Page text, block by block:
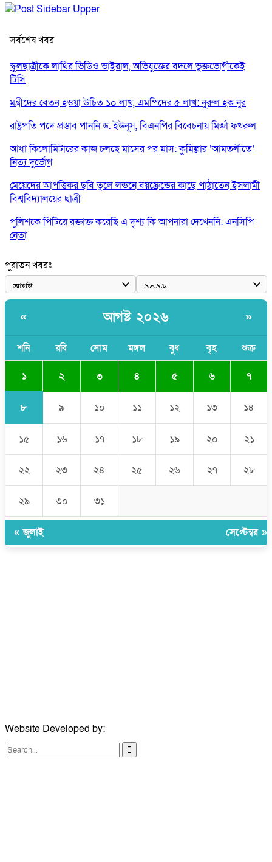
সর্বশেষ খবর
স্কুলছাত্রীকে লাথির ভিডিও ভাইরাল, অভিযুক্তের বদলে ভুক্তভোগীকেই
টিসি
মন্ত্রীদের বেতন হওয়া উচিত ১০ লাখ, এমপিদের ৫ লাখ: নুরুল হক নুর
রাষ্ট্রপতি পদে প্রস্তাব পাননি ড. ইউনূস, বিএনপির বিবেচনায় মির্জা ফখরুল
আধা কিলোমিটারের কাজ চলছে মাসের পর মাস: কুমিল্লার ‘আমতলীতে’
নিত্য দুর্ভোগ
মেয়েদের আপত্তিকর ছবি তুলে লন্ডনে বয়ফ্রেন্ডের কাছে পাঠাতেন ইসলামী
বিশ্ববিদ্যালয়ের ছাত্রী
পুলিশকে পিটিয়ে রক্তাক্ত করেছি এ দৃশ্য কি আপনারা দেখেননি: এনসিপি
নেতা
পাঁচ দেশি মাছে মিলল মাইক্রোপ্লাস্টিক, সবচেয়ে বেশি কই মাছে
বাংলাদেশী কর্মীদের আকামা নিয়ে বড় সুখবর দিলো সৌদি সরকার
ওয়াজেদ জয়
সাকিব আল হাসানের বাড়িতে আগুন, পেট্রলবোমা বিস্ফোরণ
পুরাতন খবরঃ
« আগষ্ট ২০২৬ »
শনি রবি সোম মঙ্গল বুধ বৃহ শুক্র
১ ২ ৩ ৪ ৫ ৬ ৭
৮ ৯ ১০ ১১ ১২ ১৩ ১৪
১৫ ১৬ ১৭ ১৮ ১৯ ২০ ২১
২২ ২৩ ২৪ ২৫ ২৬ ২৭ ২৮
২৯ ৩০ ৩১
« জুলাই সেপ্টেম্বর »
Website Developed by: